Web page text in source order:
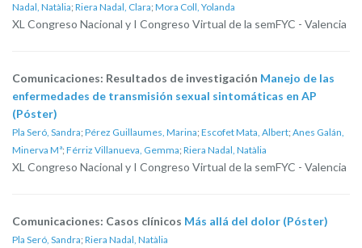
Nadal, Natàlia; Riera Nadal, Clara; Mora Coll, Yolanda
XL Congreso Nacional y I Congreso Virtual de la semFYC - Valencia
Comunicaciones: Resultados de investigación Manejo de las
enfermedades de transmisión sexual sintomáticas en AP
(Póster)
Pla Seró, Sandra; Pérez Guillaumes, Marina; Escofet Mata, Albert; Anes Galán,
Minerva Mª; Férriz Villanueva, Gemma; Riera Nadal, Natàlia
XL Congreso Nacional y I Congreso Virtual de la semFYC - Valencia
Comunicaciones: Casos clínicos Más allá del dolor (Póster)
Pla Seró, Sandra; Riera Nadal, Natàlia